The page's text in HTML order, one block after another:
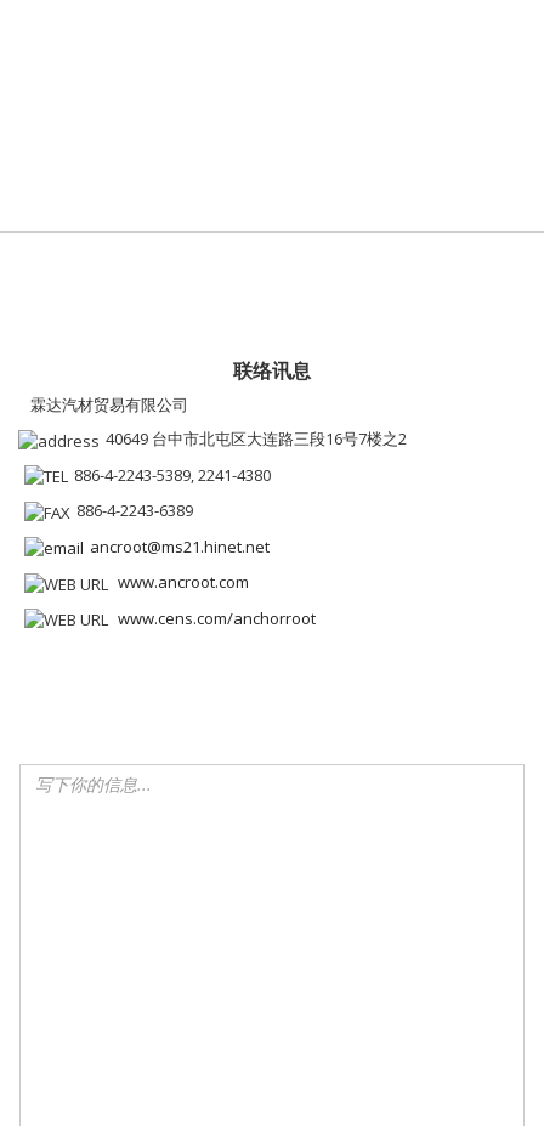
联络讯息
霖达汽材贸易有限公司
40649 台中市北屯区大连路三段16号7楼之2
886-4-2243-5389, 2241-4380
886-4-2243-6389
ancroot@ms21.hinet.net
www.ancroot.com
www.cens.com/anchorroot